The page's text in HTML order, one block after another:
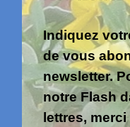
Indiquez
de vous
newsletter.
notre Flash
lettres,